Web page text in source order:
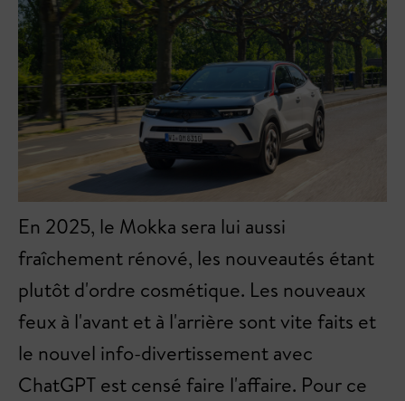
En 2025, le Mokka sera lui aussi
fraîchement rénové, les nouveautés étant
plutôt d'ordre cosmétique. Les nouveaux
feux à l'avant et à l'arrière sont vite faits et
le nouvel info-divertissement avec
ChatGPT est censé faire l'affaire. Pour ce